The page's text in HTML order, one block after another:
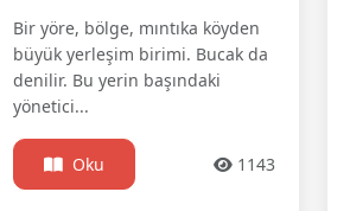
Bir yöre, bölge, mıntıka köyden
büyük yerleşim birimi. Bucak da
denilir. Bu yerin başındaki
yönetici...
Oku 1143